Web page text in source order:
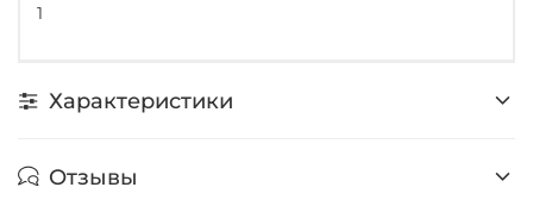
1
Характеристики
Отзывы